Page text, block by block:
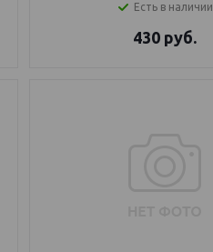
Есть в наличии
430руб.